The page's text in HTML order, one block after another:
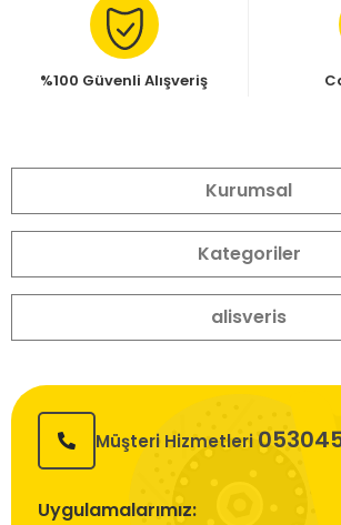
%100 Güvenli Alışveriş
Kurumsal
Kategoriler
alisveris
Müşteri Hizmetleri
Uygulamalarımız: